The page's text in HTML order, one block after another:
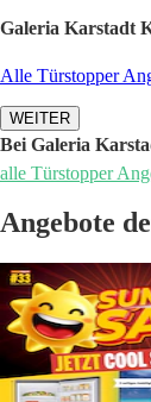
Galeria Karstadt
Alle Türstopper
WEITER
Bei Galeria
alle Türstopper
Angebote